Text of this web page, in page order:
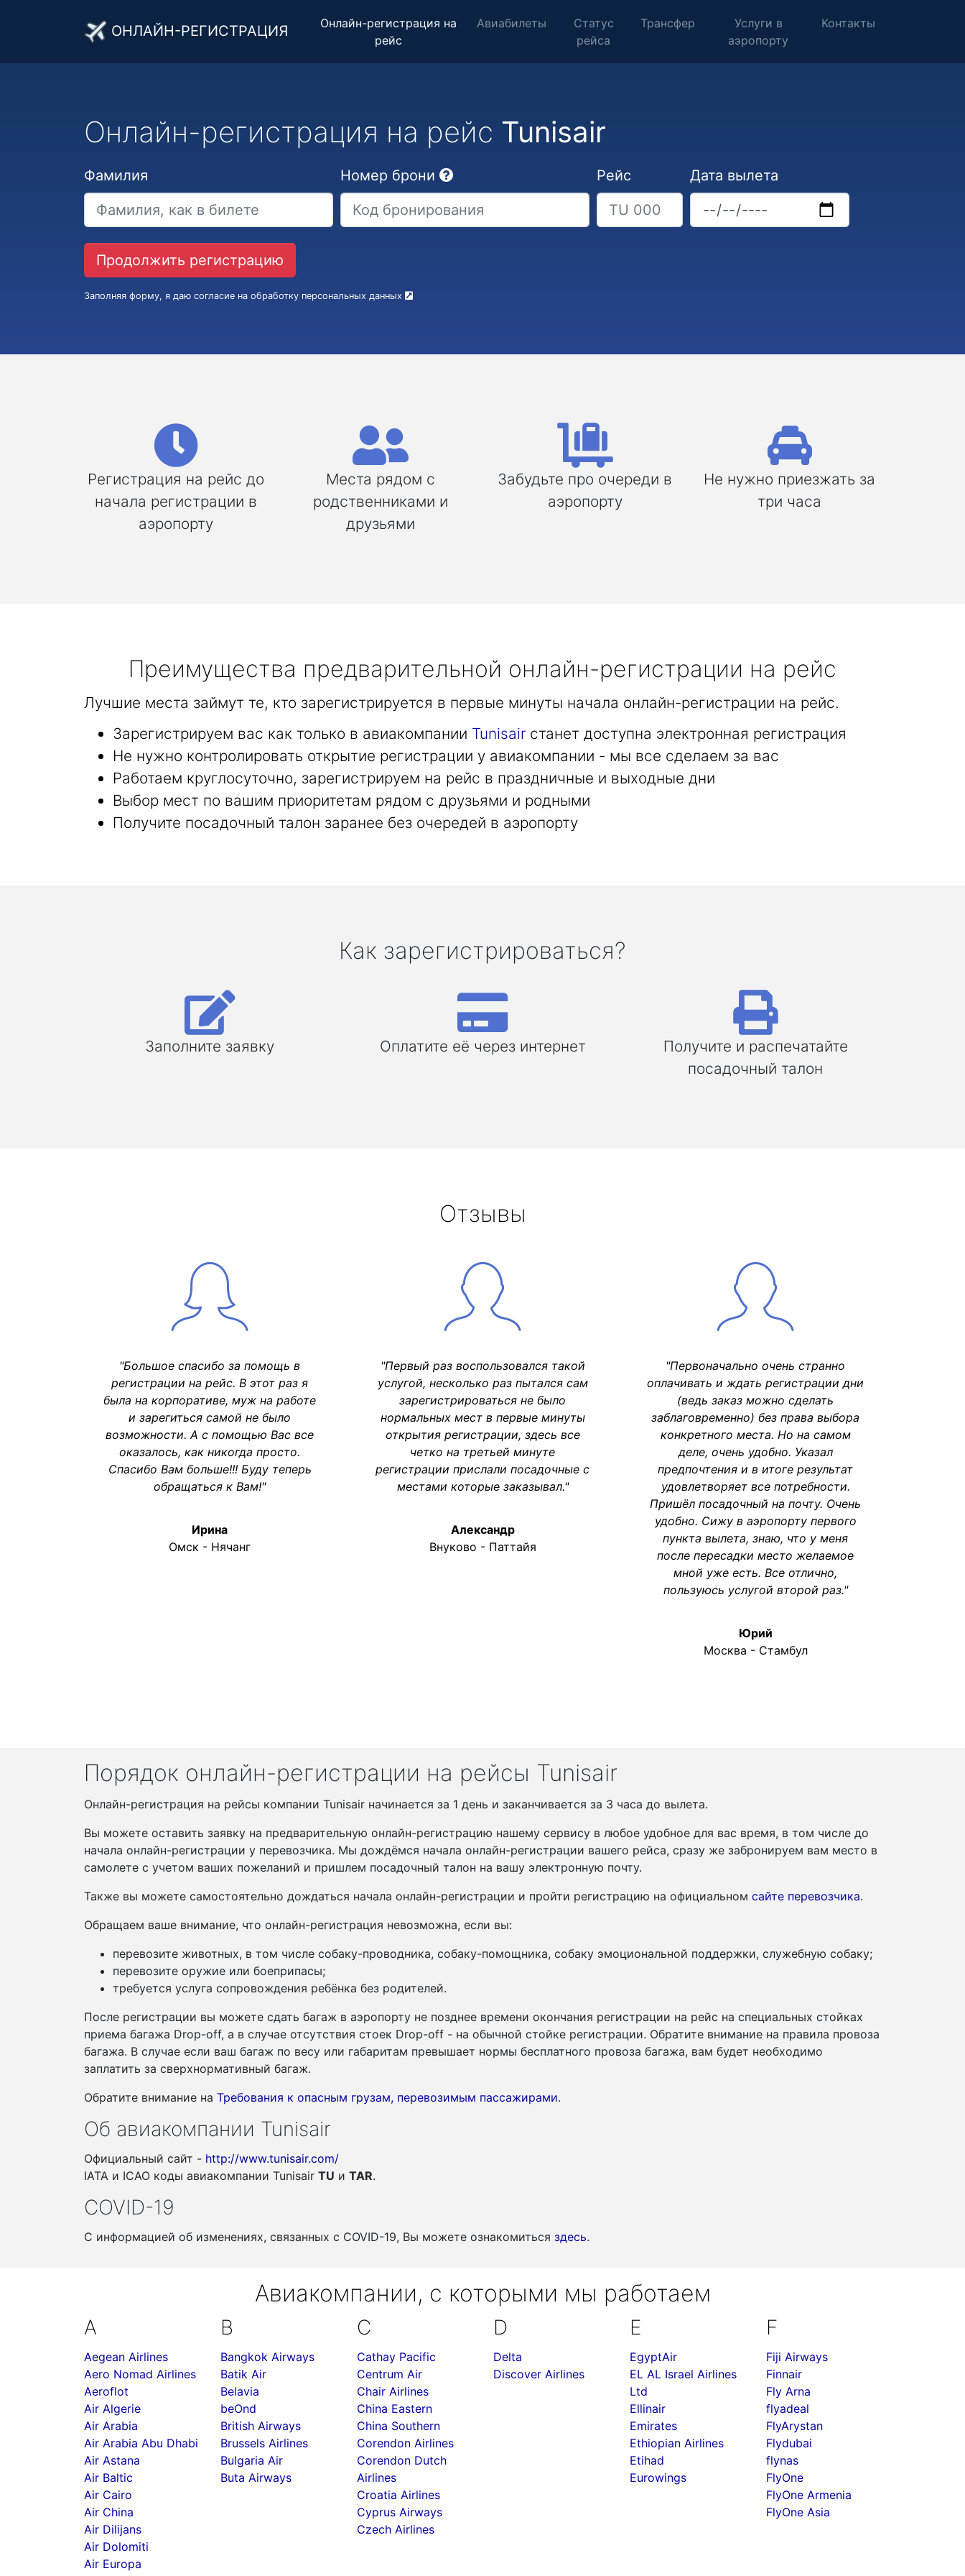
ОНЛАЙН-РЕГИСТРАЦИЯ
Онлайн-регистрация на
рейс
Авиабилеты
Статус
рейса
Трансфер
Услуги в
аэропорту
Контакты
Онлайн-регистрация на рейс Tunisair
Фамилия Номер брони Рейс Дата вылета
Заполняя форму, я даю согласие на обработку персональных данных
Регистрация на рейс до
начала регистрации в
аэропорту
Места рядом с
родственниками и
друзьями
Забудьте про очереди в
аэропорту
Не нужно приезжать за
три часа
Преимущества предварительной онлайн-регистрации на рейс
Лучшие места займут те, кто зарегистрируется в первые минуты начала онлайн-регистрации на рейс.
Зарегистрируем вас как только в авиакомпании Tunisair станет доступна электронная регистрация
Не нужно контролировать открытие регистрации у авиакомпании - мы все сделаем за вас
Работаем круглосуточно, зарегистрируем на рейс в праздничные и выходные дни
Выбор мест по вашим приоритетам рядом с друзьями и родными
Получите посадочный талон заранее без очередей в аэропорту
Как зарегистрироваться?
Заполните заявку Оплатите её через интернет
Получите и распечатайте
посадочный талон
Отзывы
"Большое спасибо за помощь в
регистрации на рейс. В этот раз я
была на корпоративе, муж на работе
и зарегиться самой не было
возможности. А с помощью Вас все
оказалось, как никогда просто.
Спасибо Вам больше!!! Буду теперь
обращаться к Вам!"
Ирина
Омск - Нячанг
"Первый раз воспользовался такой
услугой, несколько раз пытался сам
зарегистрироваться не было
нормальных мест в первые минуты
открытия регистрации, здесь все
четко на третьей минуте
регистрации прислали посадочные с
местами которые заказывал."
Александр
Внуково - Паттайя
"Первоначально очень странно
оплачивать и ждать регистрации дни
(ведь заказ можно сделать
заблаговременно) без права выбора
конкретного места. Но на самом
деле, очень удобно. Указал
предпочтения и в итоге результат
удовлетворяет все потребности.
Пришёл посадочный на почту. Очень
удобно. Сижу в аэропорту первого
пункта вылета, знаю, что у меня
после пересадки место желаемое
мной уже есть. Все отлично,
пользуюсь услугой второй раз."
Юрий
Москва - Стамбул
Порядок онлайн-регистрации на рейсы Tunisair
Онлайн-регистрация на рейсы компании Tunisair начинается за 1 день и заканчивается за 3 часа до вылета.
Вы можете оставить заявку на предварительную онлайн-регистрацию нашему сервису в любое удобное для вас время, в том числе до
начала онлайн-регистрации у перевозчика. Мы дождёмся начала онлайн-регистрации вашего рейса, сразу же забронируем вам место в
самолете с учетом ваших пожеланий и пришлем посадочный талон на вашу электронную почту.
Также вы можете самостоятельно дождаться начала онлайн-регистрации и пройти регистрацию на официальном сайте перевозчика.
Обращаем ваше внимание, что онлайн-регистрация невозможна, если вы:
перевозите животных, в том числе собаку-проводника, собаку-помощника, собаку эмоциональной поддержки, служебную собаку;
перевозите оружие или боеприпасы;
требуется услуга сопровождения ребёнка без родителей.
После регистрации вы можете сдать багаж в аэропорту не позднее времени окончания регистрации на рейс на специальных стойках
приема багажа Drop-off, а в случае отсутствия стоек Drop-off - на обычной стойке регистрации. Обратите внимание на правила провоза
багажа. В случае если ваш багаж по весу или габаритам превышает нормы бесплатного провоза багажа, вам будет необходимо
заплатить за сверхнормативный багаж.
Обратите внимание на Требования к опасным грузам, перевозимым пассажирами.
Об авиакомпании Tunisair
Официальный сайт - http://www.tunisair.com/
IATA и ICAO коды авиакомпании Tunisair TU и TAR.
COVID-19
С информацией об изменениях, связанных c COVID-19, Вы можете ознакомиться здесь.
Авиакомпании, с которыми мы работаем
A
Aegean Airlines
Aero Nomad Airlines
Aeroflot
Air Algerie
Air Arabia
Air Arabia Abu Dhabi
Air Astana
Air Baltic
Air Cairo
Air China
Air Dilijans
Air Dolomiti
Air Europa
B
Bangkok Airways
Batik Air
Belavia
beOnd
British Airways
Brussels Airlines
Bulgaria Air
Buta Airways
C
Cathay Pacific
Centrum Air
Chair Airlines
China Eastern
China Southern
Corendon Airlines
Corendon Dutch
Airlines
Croatia Airlines
Cyprus Airways
Czech Airlines
D
Delta
Discover Airlines
E
EgyptAir
EL AL Israel Airlines
Ltd
Ellinair
Emirates
Ethiopian Airlines
Etihad
Eurowings
F
Fiji Airways
Finnair
Fly Arna
flyadeal
FlyArystan
Flydubai
flynas
FlyOne
FlyOne Armenia
FlyOne Asia